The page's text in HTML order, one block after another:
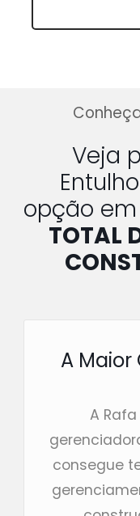
Veja
opção em
TOTAL
A
A
consegue